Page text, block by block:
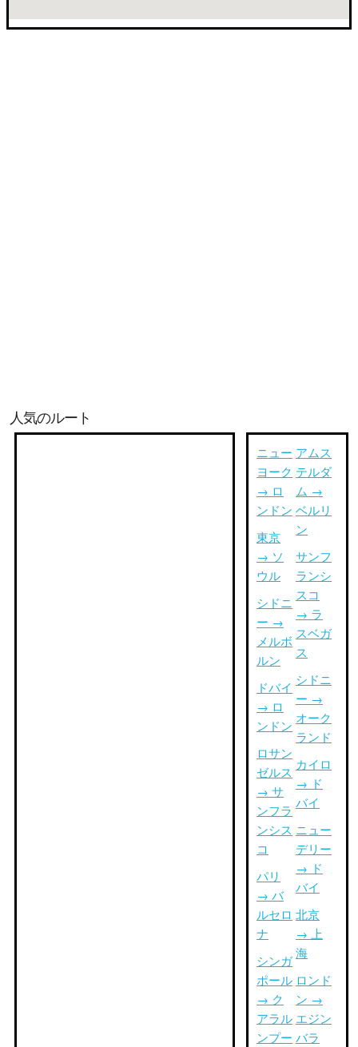
人気のルート
ニュー
ヨーク
→ ロ
ンドン
東京
→ ソ
ウル
シドニ
ー →
メルボ
ルン
ドバイ
→ ロ
ンドン
ロサン
ゼルス
→ サ
ンフラ
ンシス
コ
パリ
→ バ
ルセロ
ナ
シンガ
ポール
→ ク
アラル
ンプー
アムス
テルダ
ム →
ベルリ
ン
サンフ
ランシ
スコ
→ ラ
スベガ
ス
シドニ
ー →
オーク
ランド
カイロ
→ ド
バイ
ニュー
デリー
→ ド
バイ
北京
→ 上
海
ロンド
ン →
エジン
バラ